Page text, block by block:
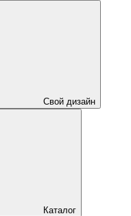
Свой дизайн
Каталог